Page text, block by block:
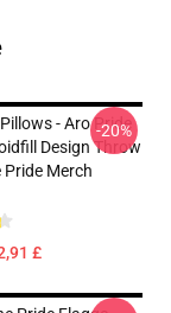
- Aro Pride
Design Throw
Pride Merch
£
-20%